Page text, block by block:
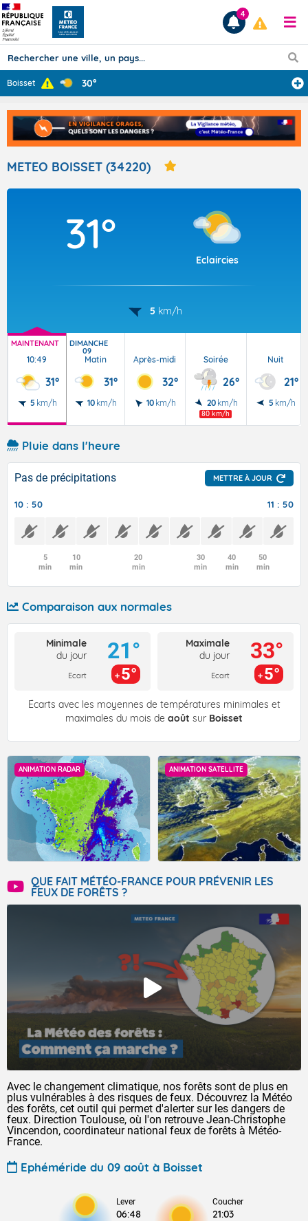
Prévisions
TOUS LES RÉSULTATS
Articles
4
Boisset 30°
METEO BOISSET (34220)
31°
Eclaircies
5 km/h
MAINTENANT
10:49
31°
5 km/h
DIMANCHE
09
Matin
31°
10 km/h
Après-midi
32°
10 km/h
Soirée
26°
20 km/h
80 km/h
Nuit
21°
5 km/h
Pluie dans l'heure
Pas de précipitations METTRE À JOUR
10 : 50 11 : 50
5
min
10
min
20
min
30
min
40
min
50
min
Comparaison aux normales
Minimale
du jour
Ecart
21°
5°
Maximale
du jour
Ecart
33°
5°
Écarts avec les moyennes de températures minimales et
maximales du mois de août sur Boisset
ANIMATION RADAR ANIMATION SATELLITE
QUE FAIT MÉTÉO-FRANCE POUR PRÉVENIR LES
FEUX DE FORÊTS ?
Avec le changement climatique, nos forêts sont de plus en
plus vulnérables à des risques de feux. Découvrez la Météo
des forêts, cet outil qui permet d'alerter sur les dangers de
feux. Direction Toulouse, où l'on retrouve Jean-Christophe
Vincendon, coordinateur national feux de forêts à Météo-
France.
Ephéméride du 09 août à Boisset
Lever
06:48
Coucher
21:03